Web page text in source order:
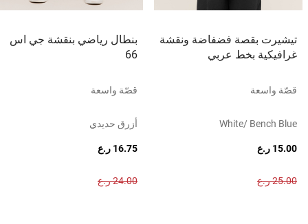
تيشيرت بقصة فضفاضة ونقشة
غرافيكية بخط عربي
قصّة واسعة
White/ Bench Blue
15.00 ر.ع
25.00 ر.ع
بنطال رياضي بنقشة جي اس
66
قصّة واسعة
أزرق حديدي
16.75 ر.ع
24.00 ر.ع